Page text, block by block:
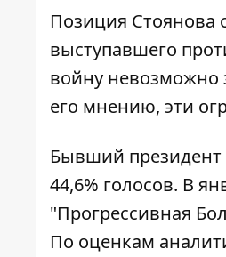
Позиция Стоянова
выступавшего
войну невозможно
его мнению, эти
Бывший президент
44,6% голосов. В
"Прогрессивная
По оценкам